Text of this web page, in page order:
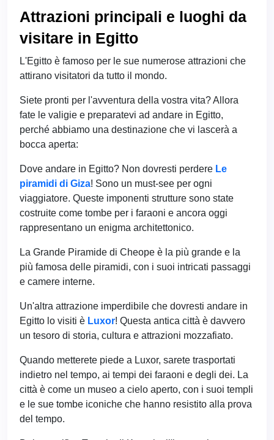
Attrazioni principali e luoghi da
visitare in Egitto
L'Egitto è famoso per le sue numerose attrazioni che
attirano visitatori da tutto il mondo.
Siete pronti per l'avventura della vostra vita? Allora
fate le valigie e preparatevi ad andare in Egitto,
perché abbiamo una destinazione che vi lascerà a
bocca aperta:
Dove andare in Egitto? Non dovresti perdere Le
piramidi di Giza! Sono un must-see per ogni
viaggiatore. Queste imponenti strutture sono state
costruite come tombe per i faraoni e ancora oggi
rappresentano un enigma architettonico.
La Grande Piramide di Cheope è la più grande e la
più famosa delle piramidi, con i suoi intricati passaggi
e camere interne.
Un'altra attrazione imperdibile che dovresti andare in
Egitto lo visiti è Luxor! Questa antica città è davvero
un tesoro di storia, cultura e attrazioni mozzafiato.
Quando metterete piede a Luxor, sarete trasportati
indietro nel tempo, ai tempi dei faraoni e degli dei. La
città è come un museo a cielo aperto, con i suoi templi
e le sue tombe iconiche che hanno resistito alla prova
del tempo.